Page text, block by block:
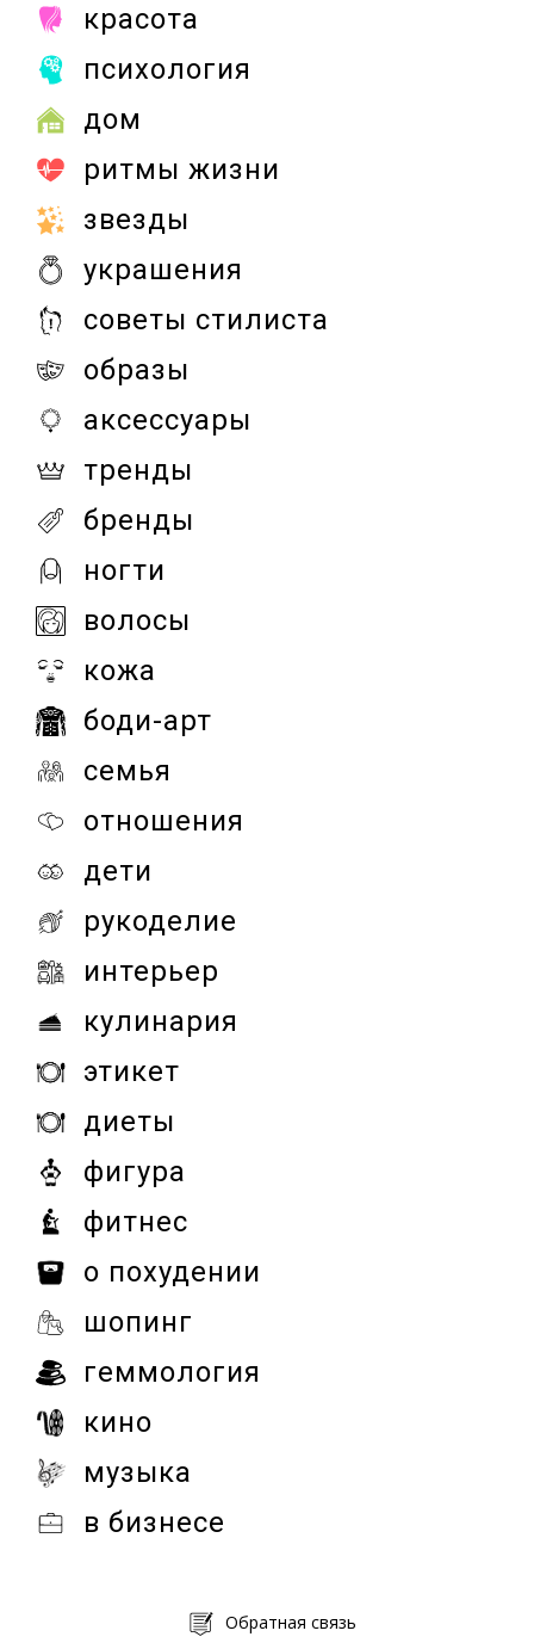
красота
психология
дом
ритмы жизни
звезды
украшения
советы стилиста
образы
аксессуары
тренды
бренды
ногти
волосы
кожа
боди-арт
семья
отношения
дети
рукоделие
интерьер
кулинария
этикет
диеты
фигура
фитнес
о похудении
шопинг
геммология
кино
музыка
в бизнесе
Обратная связь